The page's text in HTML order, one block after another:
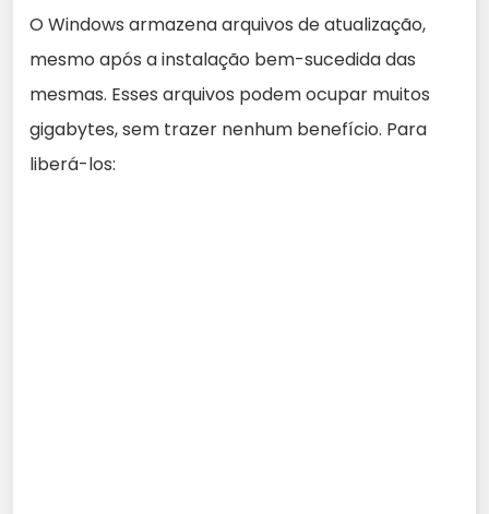
O Windows armazena arquivos de atualização,
mesmo após a instalação bem-sucedida das
mesmas. Esses arquivos podem ocupar muitos
gigabytes, sem trazer nenhum benefício. Para
liberá-los: